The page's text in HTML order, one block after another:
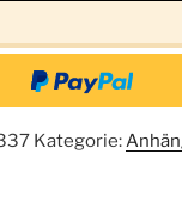
Kategorie: